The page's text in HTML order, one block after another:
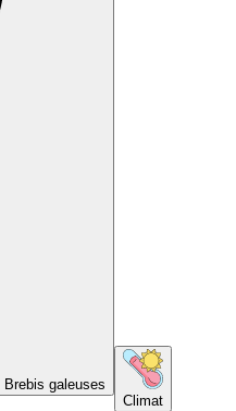
Brebis galeuses
Climat